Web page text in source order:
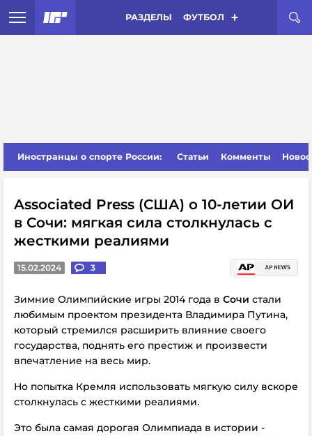
РАЗДЕЛЫ ФУТБОЛ
Иностранцы о спорте России: Статьи Комменты
Associated Press (США) о 10-летии ОИ
в Сочи: мягкая сила столкнулась с
жесткими реалиями
15.02.2024 3
Зимние Олимпийские игры 2014 года в Сочи стали
любимым проектом президента Владимира Путина,
который стремился расширить влияние своего
государства, поднять его престиж и произвести
впечатление на весь мир.
Но попытка Кремля использовать мягкую силу вскоре
столкнулась с жесткими реалиями.
Это была самая дорогая Олимпиада в истории -